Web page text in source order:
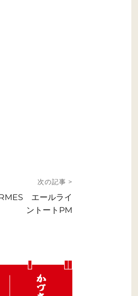
次の記事 >
エールライ
ントートPM